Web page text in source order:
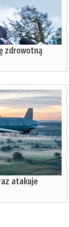
zdrowotną
atakuje